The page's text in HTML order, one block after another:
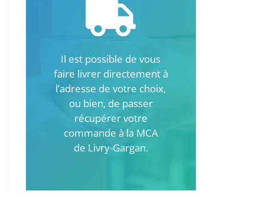
Il est possible de vous
faire livrer directement à
l’adresse de votre choix,
ou bien, de passer
récupérer votre
commande à la MCA
de Livry-Gargan.